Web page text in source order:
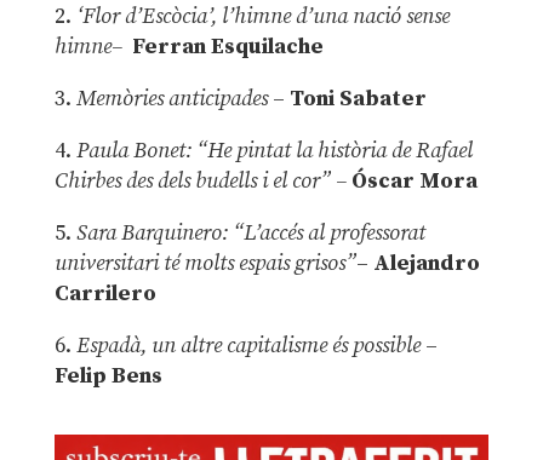
2. ‘Flor d’Escòcia’, l’himne d’una nació sense
himne– Ferran Esquilache
3. Memòries anticipades– Toni Sabater
4. Paula Bonet: “He pintat la història de Rafael
Chirbes des dels budells i el cor” –Óscar Mora
5. Sara Barquinero: “L’accés al professorat
universitari té molts espais grisos”– Alejandro
Carrilero
6. Espadà, un altre capitalisme és possible –
Felip Bens